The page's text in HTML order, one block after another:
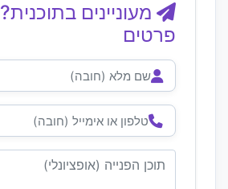
מעוניינים
פרטים